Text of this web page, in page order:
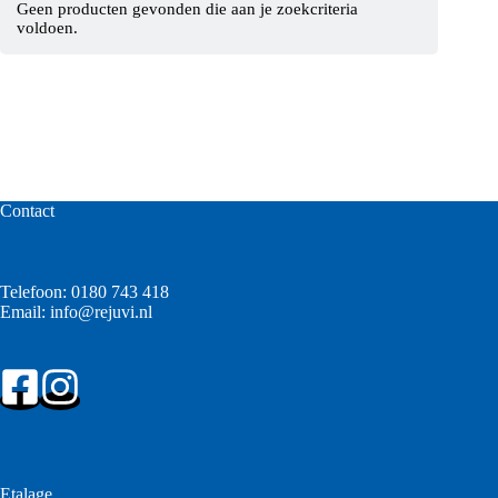
Geen producten gevonden die aan je zoekcriteria
voldoen.
Contact
Telefoon: 0180 743 418
Email: info@rejuvi.nl